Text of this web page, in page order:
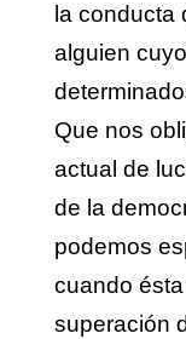
la conducta
alguien
Que nos
actual de
de la
podemos
cuando
superación